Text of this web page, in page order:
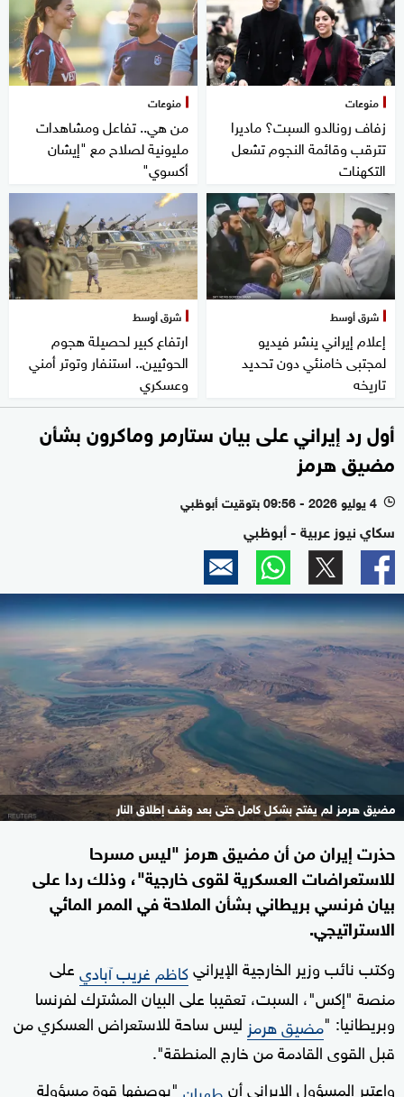
منوعات
زفاف رونالدو السبت؟ ماديرا
تترقب وقائمة النجوم تشعل
التكهنات
منوعات
من هي.. تفاعل ومشاهدات
مليونية لصلاح مع "إيشان
أكسوي"
شرق أوسط
إعلام إيراني ينشر فيديو
لمجتبى خامنئي دون تحديد
تاريخه
شرق أوسط
ارتفاع كبير لحصيلة هجوم
الحوثيين.. استنفار وتوتر أمني
وعسكري
أول رد إيراني على بيان ستارمر وماكرون بشأن
مضيق هرمز
l 4 يوليو 2026 - 09:56 بتوقيت أبوظبي
سكاي نيوز عربية - أبوظبي
مضيق هرمز لم يفتح بشكل كامل حتى بعد وقف إطلاق النار
حذرت إيران من أن مضيق هرمز "ليس مسرحا
للاستعراضات العسكرية لقوى خارجية"، وذلك ردا على
بيان فرنسي بريطاني بشأن الملاحة في الممر المائي
الاستراتيجي.
وكتب نائب وزير الخارجية الإيرانيكاظم غريب آباديعلى
منصة "إكس"، السبت، تعقيبا على البيان المشترك لفرنسا
وبريطانيا: "مضيق هرمز ليس ساحة للاستعراض العسكري من
قبل القوى القادمة من خارج المنطقة".
واعتبر المسؤول الإيراني أن
"بوصفها قوة مسؤولة